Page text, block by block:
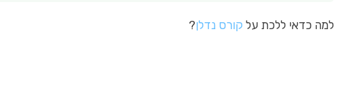
למה כדאי ללכת על קורס נדלן?